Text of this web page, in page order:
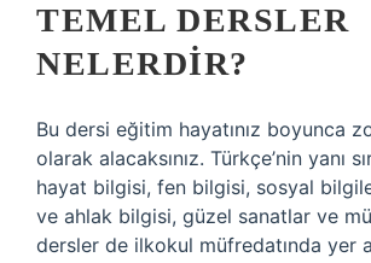
TEMEL DERSLER
NELERDIR?
Bu dersi eğitim hayatınız boyunca
olarak alacaksınız. Türkçe’nin yanı
hayat bilgisi, fen bilgisi, sosyal
ve ahlak bilgisi, güzel sanatlar ve
dersler de ilkokul müfredatında yer